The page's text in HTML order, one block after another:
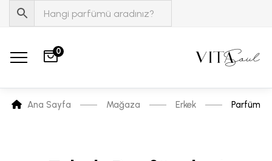
0
Ana Sayfa Mağaza Erkek Parfüm